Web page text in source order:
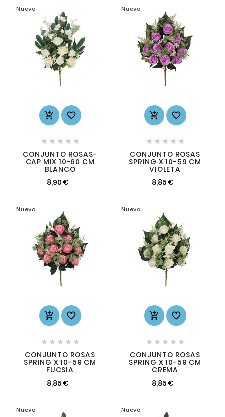
Nuevo
 
    
CONJUNTO ROSAS-
CAP MIX 10-60 CM
BLANCO
8,90 €
Nuevo
 
    
CONJUNTO ROSAS
SPRING X 10-59 CM
VIOLETA
8,85 €
Nuevo
 
    
CONJUNTO ROSAS
SPRING X 10-59 CM
FUCSIA
8,85 €
Nuevo
 
    
CONJUNTO ROSAS
SPRING X 10-59 CM
CREMA
8,85 €
Nuevo Nuevo